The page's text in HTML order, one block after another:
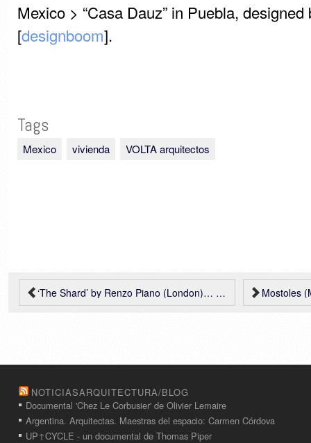
Mexico > “Casa Dauz” in Puebla,
[designboom].
Tags
Mexico vivienda VOLTA arquitectos
Mostoles (Madrid –
‘The Shard’ by Renzo Piano (London)… construction images
NOTICIASARQUITECTURA/BLOG
Documental 'Chez Le Corbusier' de Olivier Lemaire
Argentina. Arquitectas. Maestras del espacio: Carmen Córdova
UP↑CYCLE - un documental de Thomas Piper